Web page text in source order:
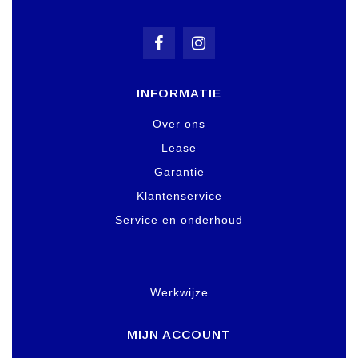
INFORMATIE
Over ons
Lease
Garantie
Klantenservice
Service en onderhoud
Werkwijze
MIJN ACCOUNT